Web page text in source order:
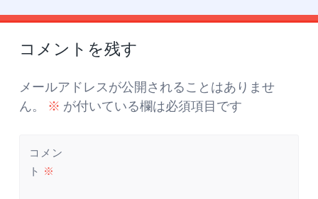
投
稿
ナ
ビ
ゲ
ー
シ
ョ
ン
←
→
コメントを残す
メールアドレスが公開されることはありませ
ん。
※ が付いている欄は必須項目です
コメン
ト ※